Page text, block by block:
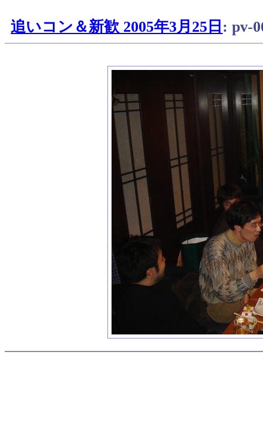
追いコン＆新歓 2005年3月25日 : pv-